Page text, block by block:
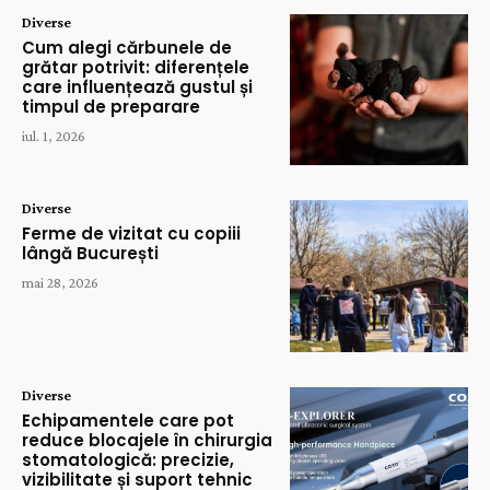
Diverse
Cum alegi cărbunele de
grătar potrivit: diferențele
care influențează gustul și
timpul de preparare
iul. 1, 2026
Diverse
Ferme de vizitat cu copiii
lângă București
mai 28, 2026
Diverse
Echipamentele care pot
reduce blocajele în chirurgia
stomatologică: precizie,
vizibilitate și suport tehnic